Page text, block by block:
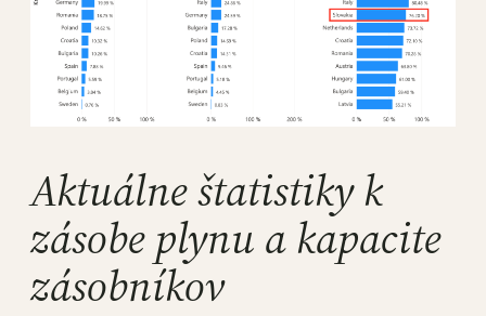
Aktuálne štatistiky k
zásobe plynu a kapacite
zásobníkov